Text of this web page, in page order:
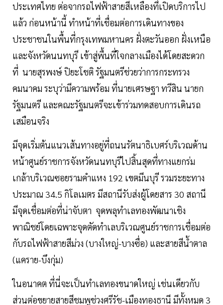
ประเทศไทย ต่อจากรถไฟฟ้าสายสีเหลืองที่เปิดบริการไป
แล้ว ก่อนหน้านี้ ทำหน้าที่เชื่อมต่อการเดินทางของ
ประชาชนในพื้นที่กรุงเทพมหานคร ฝั่งตะวันออก ฝั่งเหนือ
และจังหวัดนนทบุรี เข้าสู่พื้นที่ใจกลางเมืองได้โดยสะดวก
ที่ นายสุรพงษ์ ปิยะโชติ รัฐมนตรีช่วยว่าการกระทรวง
คมนาคม ระบุว่ามีความพร้อม ที่นายเศรษฐา ทวีสิน นายก
รัฐมนตรี และคณะรัฐมนตรีจะเข้าร่วมทดสอบการเดินรถ
เสมือนจริง
มีจุดเริ่มต้นแนวเส้นทางอยู่ที่ถนนรัตนาธิเบศร์บริเวณด้าน
หน้าศูนย์ราชการจังหวัดนนทบุรีไปสิ้นสุดที่ทางแยกร่ม
เกล้าบริเวณซอยรามคำแหง 192 เขตมีนบุรี รวมระยะทาง
ประมาณ 34.5 กิโลเมตร มีสถานีรับส่งผู้โดยสาร 30 สถานี
มีจุดเชื่อมต่อที่น่าจับตา จุดพลุทำเลทองพัฒนาเชิง
พาณิชย์โดยเฉพาะจุดตัดทำเลบริเวณศูนย์ราชการเชื่อมต่อ
กับรถไฟฟ้าสายสีม่วง (บางใหญ่-บางซื่อ) และสายสีนํ้าตาล
(แคราย-บึงกุ่ม)
ในอนาคต ที่นี่จะเป็นทำเลทองขนาดใหญ่ เช่นเดียวกับ
ส่วนต่อขยายสายสีชมพูช่วงศรีรัช-เมืองทองธานี มีทั้งหมด 3